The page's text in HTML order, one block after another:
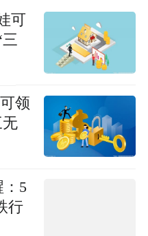
可
领
：5
行